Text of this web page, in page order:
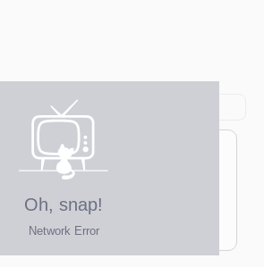
จุฑาทิพย์ แซ่กี้
ป.โท ครุศาสตรมหาบัณฑิต การสอนภาษาไทย
จุฬาฯ ป.ตรี ครุศาสตรบัณฑิต (เกียรตินิยม
อันดับ 2) มัธยมศึกษา มนุษยศาสตร์-
สังคมศาสตร์ เอกภาษาไทย จุฬาฯ